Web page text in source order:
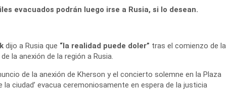
evacuados podrán luego irse a Rusia, si lo desean.
dijo a Rusia que “la realidad puede doler” tras el comienzo de la
la anexión de la región a Rusia.
de la anexión de Kherson y el concierto solemne en la Plaza
ciudad’ evacua ceremoniosamente en espera de la justicia